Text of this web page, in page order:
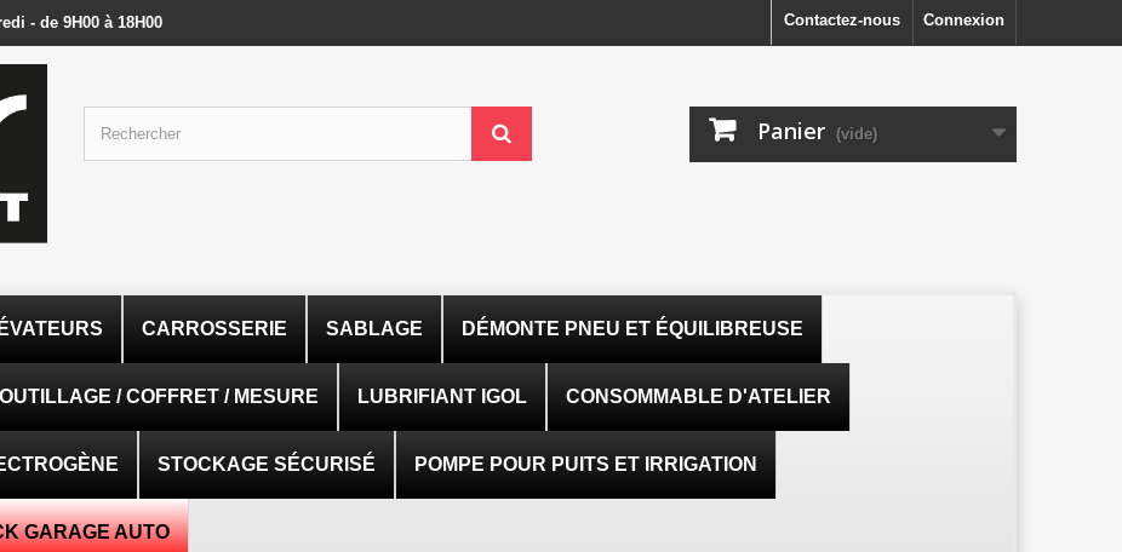
Connexion
Contactez-nous
- de 9H00 à 18H00
Panier (vide)
CARROSSERIE SABLAGE DÉMONTE PNEU ET ÉQUILIBREUSE
OUTILLAGE / COFFRET / MESURE LUBRIFIANT IGOL CONSOMMABLE D'ATELIER
STOCKAGE SÉCURISÉ POMPE POUR PUITS ET IRRIGATION
GARAGE AUTO